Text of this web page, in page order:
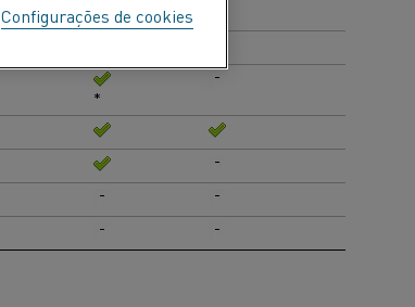
*
Configurações de cookies